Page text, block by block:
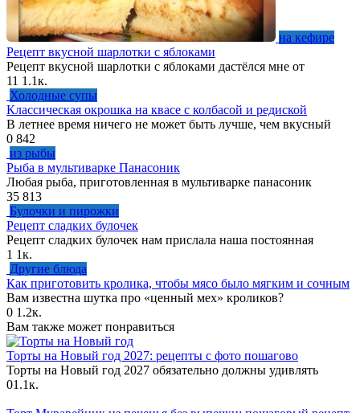
на кефире
Рецепт вкусной шарлотки с яблоками
Рецепт вкусной шарлотки с яблоками дастёлся мне от
11 1.1к.
Холодные супы
Классическая окрошка на квасе с колбасой и редиской
В летнее время ничего не может быть лучше, чем вкусный
0 842
из рыбы
Рыба в мультиварке Панасоник
Любая рыба, приготовленная в мультиварке панасоник
35 813
Булочки и пирожки
Рецепт сладких булочек
Рецепт сладких булочек нам прислала наша постоянная
1 1к.
Другие блюда
Как приготовить кролика, чтобы мясо было мягким и сочным
Вам известна шутка про «ценный мех» кроликов?
0 1.2к.
Вам также может понравиться
Торты на Новый год 2027: рецепты с фото пошагово
Торты на Новый год 2027 обязательно должны удивлять
01.1к.